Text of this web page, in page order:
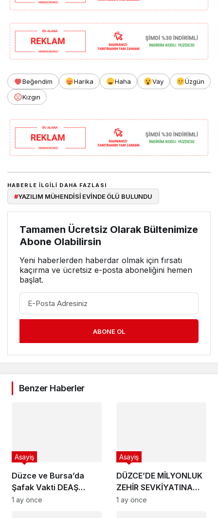
Beğendim Harika Haha Vay
Üzgün
Kızgın
HABERLE ILGILI DAHA FAZLASI
#YAZILIM MÜHENDİSİ EVİNDE ÖLÜ BULUNDU
Tamamen Ücretsiz Olarak Bültenimize
Abone Olabilirsin
Yeni haberlerden haberdar olmak için fırsatı
kaçırma ve ücretsiz e-posta aboneliğini hemen
başlat.
ABONE OL
Benzer Haberler
Düzce ve Bursa’da
Şafak Vakti DEAŞ
Baskını
Asayiş
1 ay önce
DÜZCE’DE MİLYONLUK
ZEHİR SEVKİYATINA
DARBE:
Asayiş
1 ay önce